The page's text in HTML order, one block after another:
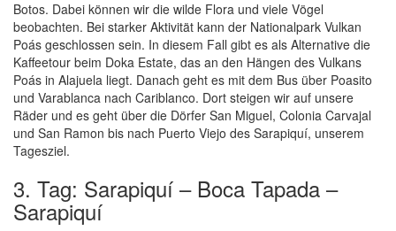
Botos. Dabei können wir die wilde Flora und viele Vögel
beobachten. Bei starker Aktivität kann der Nationalpark Vulkan
Poás geschlossen sein. In diesem Fall gibt es als Alternative die
Kaffeetour beim Doka Estate, das an den Hängen des Vulkans
Poás in Alajuela liegt. Danach geht es mit dem Bus über Poasito
und Varablanca nach Cariblanco. Dort steigen wir auf unsere
Räder und es geht über die Dörfer San Miguel, Colonia Carvajal
und San Ramon bis nach Puerto Viejo des Sarapiquí, unserem
Tagesziel.
3. Tag: Sarapiquí – Boca Tapada –
Sarapiquí